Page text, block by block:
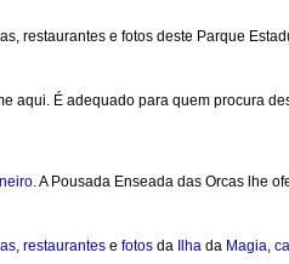
restaurantes e fotos deste Parque
aqui. É adequado para quem procura
A Pousada Enseada das Orcas lhe
, restaurantes e fotos da Ilha da Magia,